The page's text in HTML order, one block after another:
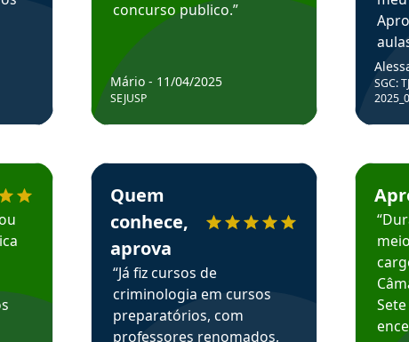
Aprova Concursos em depoimento
concurso publico.”
Mário - 11/04/2025
SEJUSP
Estudante Henrique recomenda o Aprova Concursos
Quem
conhece,
aprova
“Já fiz cursos de
criminologia em cursos
preparatórios, com
professores renomados,
me
SGC: